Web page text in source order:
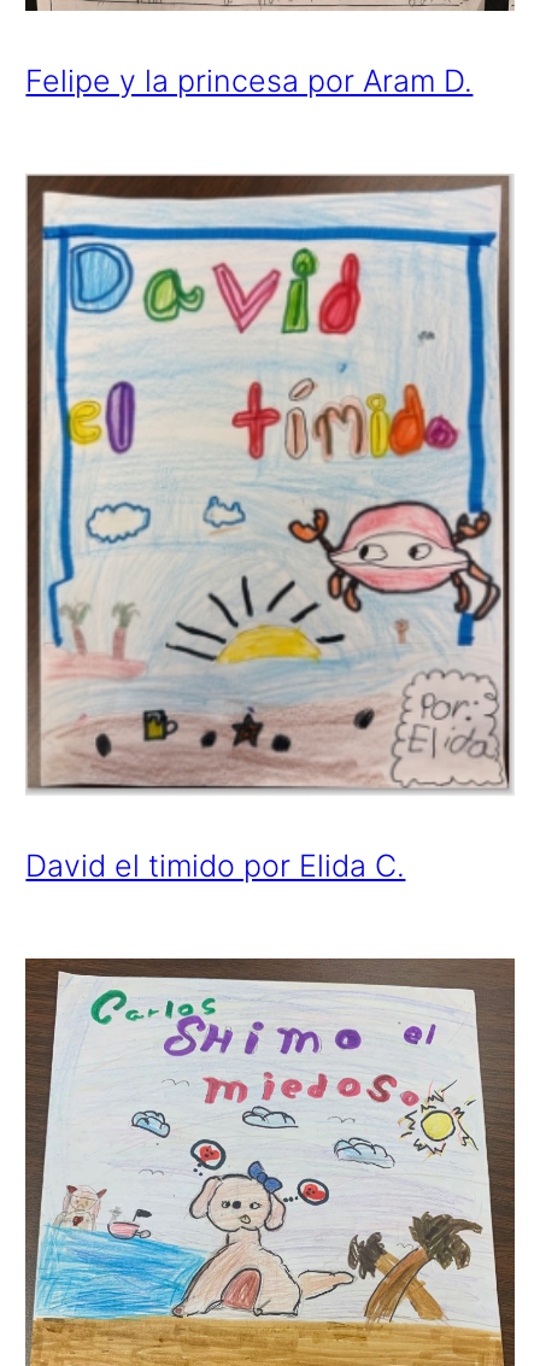
Felipe y la princesa por Aram D.
David el timido por Elida C.